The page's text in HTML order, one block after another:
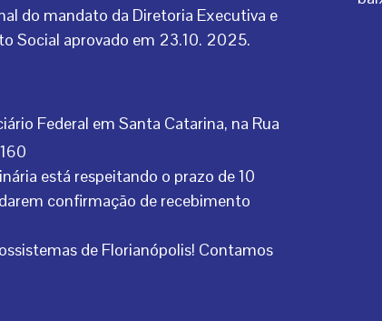
do mandato da Diretoria Executiva e
Social aprovado em 23.10. 2025.
Federal em Santa Catarina, na Rua
está respeitando o prazo de 10
confirmação de recebimento
de Florianópolis! Contamos